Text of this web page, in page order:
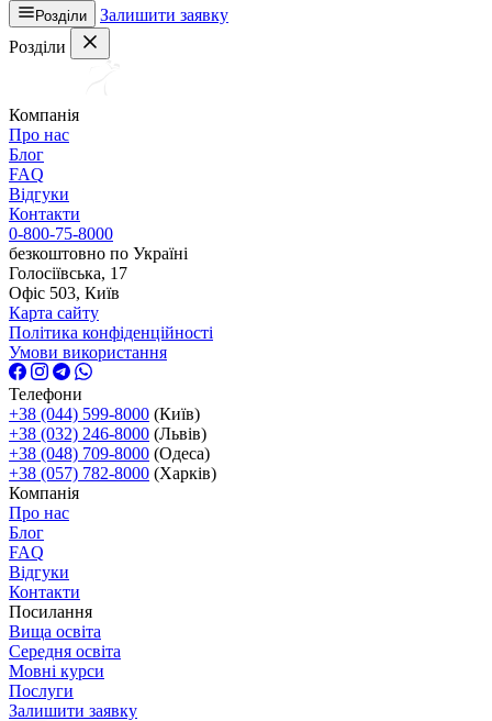
Розділи
Залишити заявку
Розділи
Компанія
Про нас
Блог
FAQ
Відгуки
Контакти
0-800-75-8000
безкоштовно по Україні
Голосіївська, 17
Офіс 503, Київ
Карта сайту
Політика конфіденційності
Умови використання
Телефони
+38 (044) 599-8000 (Київ)
+38 (032) 246-8000 (Львів)
+38 (048) 709-8000 (Одеса)
+38 (057) 782-8000 (Харків)
Компанія
Про нас
Блог
FAQ
Відгуки
Контакти
Посилання
Вища освіта
Середня освіта
Мовні курси
Послуги
Залишити заявку